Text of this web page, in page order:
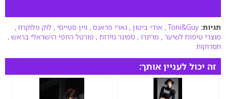
תגיות: Toni&Guy
, אודי ביטון , גארי פראנס , גיין סטייסי , לוק פלוקרוז ,
מוצרי טיפוח לשיער , מרינרו , סמינר גזירות , פורטל היופי הישראלי בראש ,
תסרוקות
זה יכול לעניין אותך: